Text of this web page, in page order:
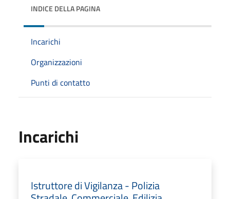
INDICE DELLA PAGINA
Incarichi
Organizzazioni
Punti di contatto
Incarichi
Istruttore di Vigilanza - Polizia